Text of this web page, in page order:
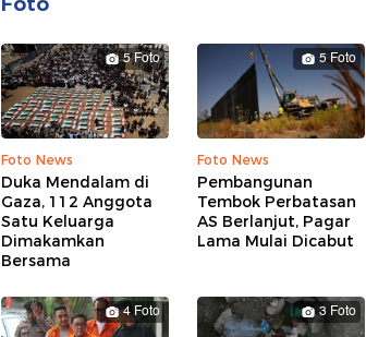
5 Foto
Foto News
Duka Mendalam di
Gaza, 112 Anggota
Satu Keluarga
Dimakamkan
Bersama
5 Foto
Foto News
Pembangunan
Tembok Perbatasan
AS Berlanjut, Pagar
Lama Mulai Dicabut
4 Foto 3 Foto